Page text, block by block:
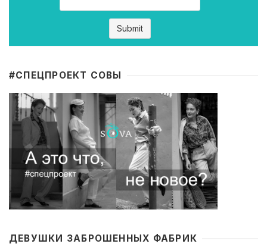
#CПЕЦПРОЕКТ СОВЫ
ДЕВУШКИ ЗАБРОШЕННЫХ ФАБРИК